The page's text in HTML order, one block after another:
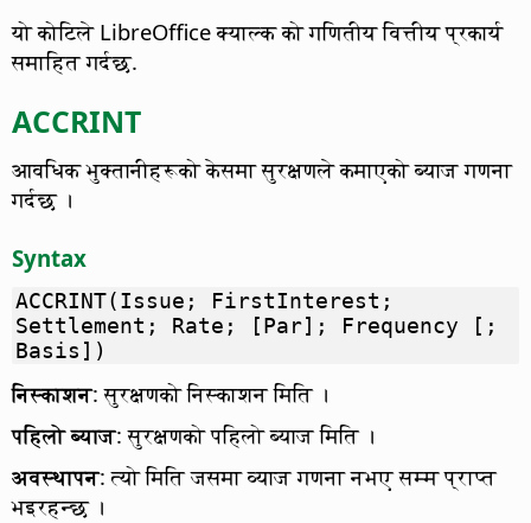
यो कोटिले LibreOfficeक्याल्क को गणितीय वित्तीय प्रकार्य
समाहित गर्दछ.
ACCRINT
आवधिक भुक्तानीहरूको केसमा सुरक्षणले कमाएको ब्याज गणना
गर्दछ ।
Syntax
ACCRINT(Issue; FirstInterest;
Settlement; Rate; [Par]; Frequency [;
Basis])
निस्काशन: सुरक्षणको निस्काशन मिति ।
पहिलो ब्याज: सुरक्षणको पहिलो ब्याज मिति ।
अवस्थापन: त्यो मिति जसमा व्याज गणना नभए सम्म प्राप्त
भइरहन्छ ।